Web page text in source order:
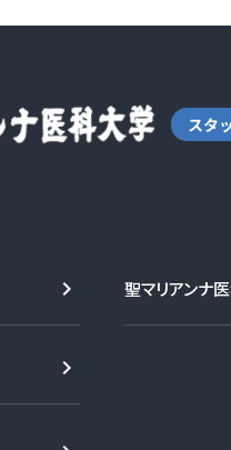
聖マリアンナ